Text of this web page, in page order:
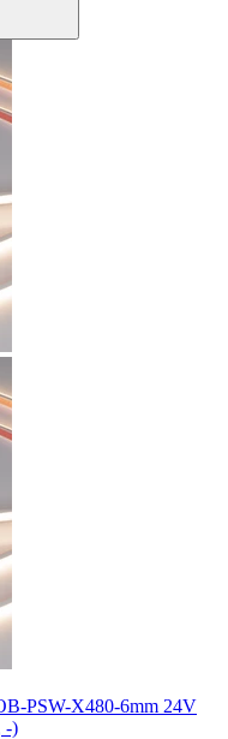
PSW-X480-6mm 24V
-)